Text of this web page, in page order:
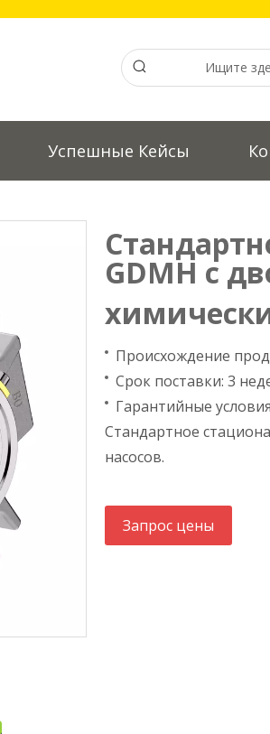
Успешные Кейсы
GDMH с
Происхождение
Срок поставки: 3
Гарантийные
Стандартное
насосов.
Запрос цены